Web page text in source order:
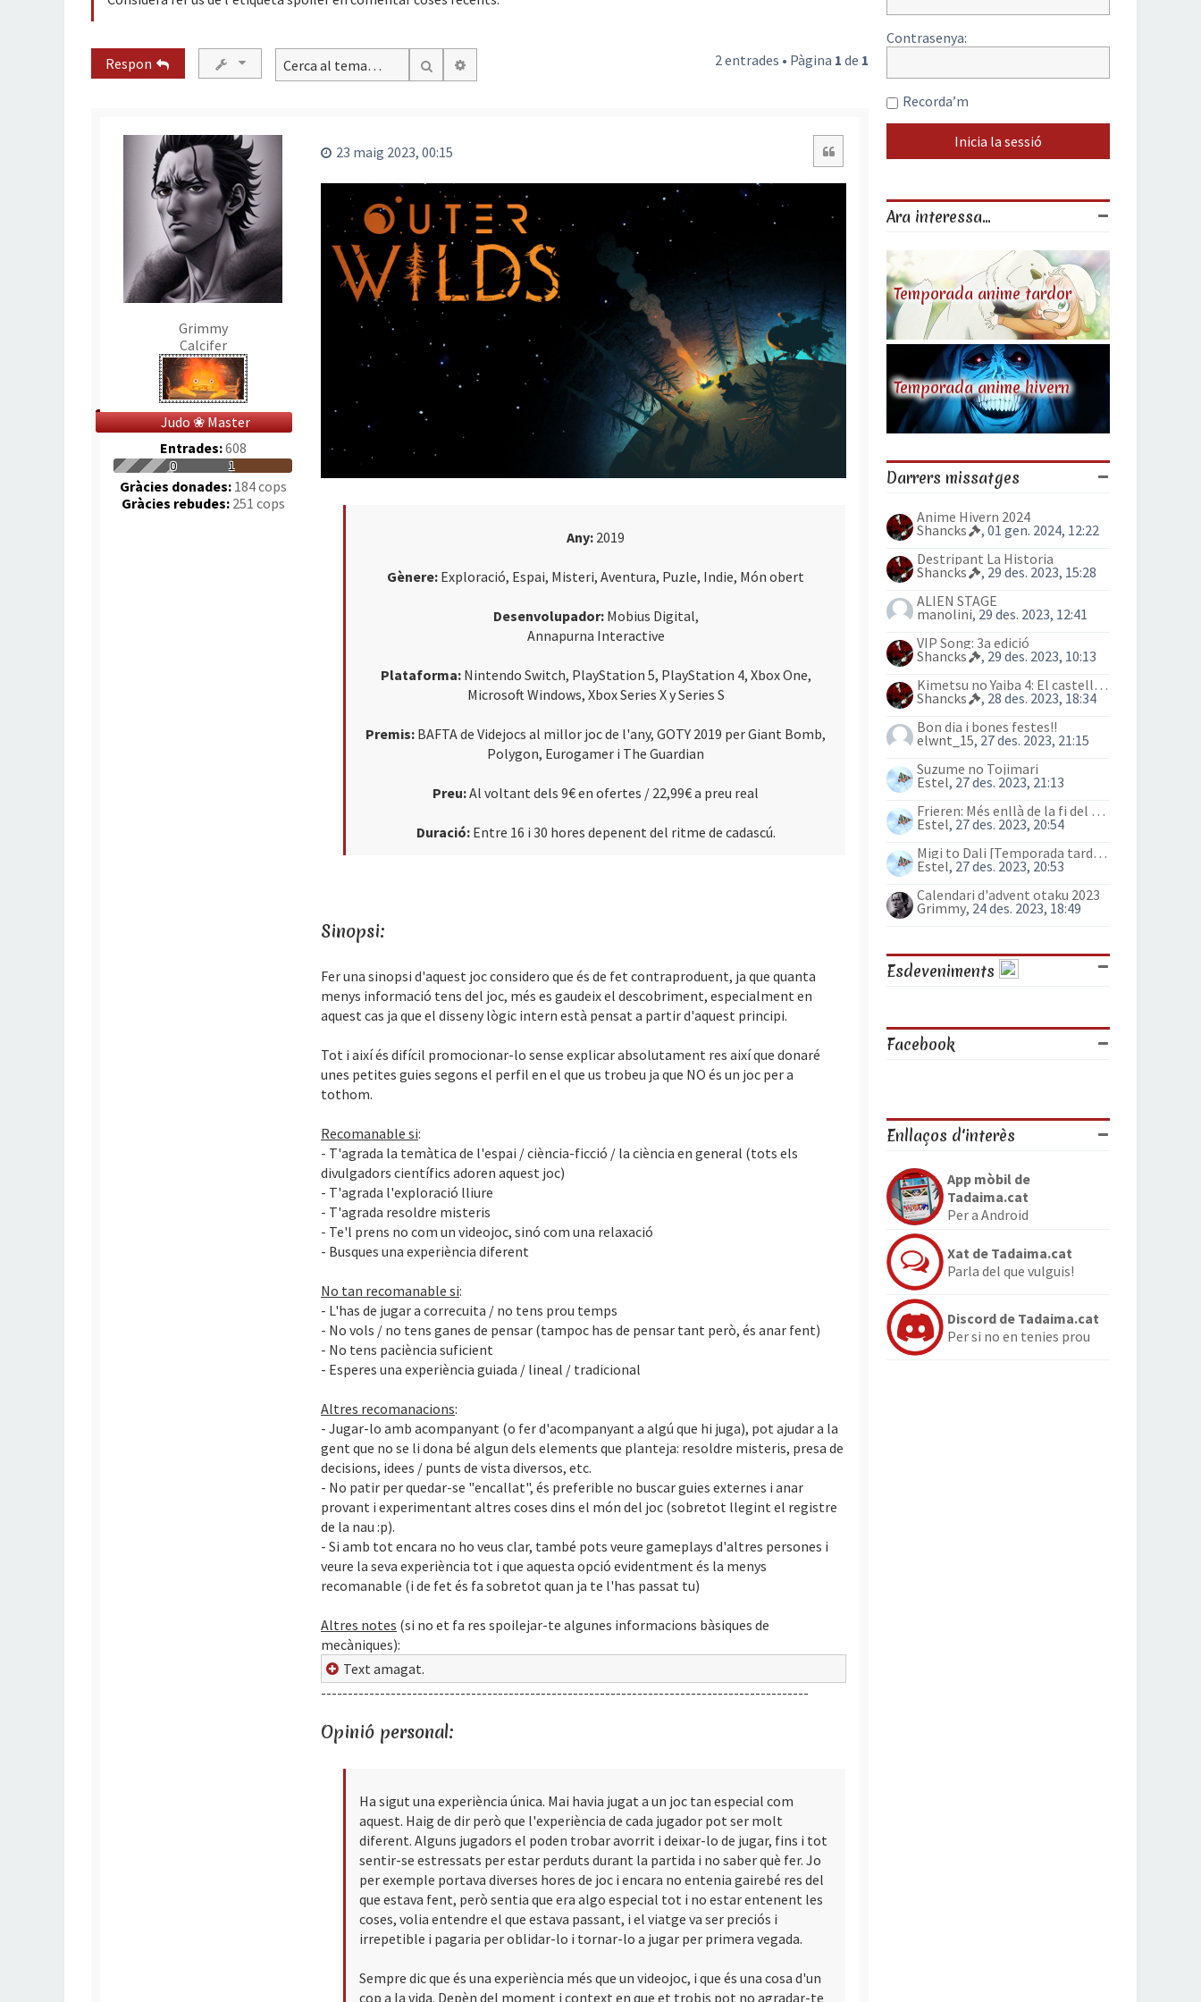
Respon Cerca 2 entrades • Pàgina 1 de 1
Grimmy
Calcifer
Judo ❀ Master
Entrades:608
0 1
Gràcies donades: 184 cops
Gràcies rebudes: 251 cops
23 maig 2023, 00:15
Any: 2019
Gènere: Exploració, Espai, Misteri, Aventura, Puzle, Indie, Món obert
Desenvolupador:Mobius Digital,
Annapurna Interactive
Plataforma:Nintendo Switch, PlayStation 5, PlayStation 4, Xbox One,
Microsoft Windows, Xbox Series X y Series S
Premis: BAFTA de Videjocs al millor joc de l'any, GOTY 2019 per Giant Bomb,
Polygon, Eurogamer i The Guardian
Preu:Al voltant dels 9€ en ofertes / 22,99€ a preu real
Duració:Entre 16 i 30 hores depenent del ritme de cadascú.
Sinopsi:
Fer una sinopsi d'aquest joc considero que és de fet contraproduent, ja que quanta
menys informació tens del joc, més es gaudeix el descobriment, especialment en
aquest cas ja que el disseny lògic intern està pensat a partir d'aquest principi.
Tot i així és difícil promocionar-lo sense explicar absolutament res així que donaré
unes petites guies segons el perfil en el que us trobeu ja que NO és un joc per a
tothom.
Recomanable si:
- T'agrada la temàtica de l'espai / ciència-ficció / la ciència en general (tots els
divulgadors científics adoren aquest joc)
- T'agrada l'exploració lliure
- T'agrada resoldre misteris
- Te'l prens no com un videojoc, sinó com una relaxació
- Busques una experiència diferent
No tan recomanable si:
- L'has de jugar a correcuita / no tens prou temps
- No vols / no tens ganes de pensar (tampoc has de pensar tant però, és anar fent)
- No tens paciència suficient
- Esperes una experiència guiada / lineal / tradicional
Altres recomanacions:
- Jugar-lo amb acompanyant (o fer d'acompanyant a algú que hi juga), pot ajudar a la
gent que no se li dona bé algun dels elements que planteja: resoldre misteris, presa de
decisions, idees / punts de vista diversos, etc.
- No patir per quedar-se "encallat", és preferible no buscar guies externes i anar
provant i experimentant altres coses dins el món del joc (sobretot llegint el registre
de la nau :p).
- Si amb tot encara no ho veus clar, també pots veure gameplays d'altres persones i
veure la seva experiència tot i que aquesta opció evidentment és la menys
recomanable (i de fet és fa sobretot quan ja te l'has passat tu)
Altres notes (si no et fa res spoilejar-te algunes informacions bàsiques de
mecàniques):
Text amagat.
-------------------------------------------------------------------------------------------
Opinió personal:
Ha sigut una experiència única. Mai havia jugat a un joc tan especial com
aquest. Haig de dir però que l'experiència de cada jugador pot ser molt
diferent. Alguns jugadors el poden trobar avorrit i deixar-lo de jugar, fins i tot
sentir-se estressats per estar perduts durant la partida i no saber què fer. Jo
per exemple portava diverses hores de joc i encara no entenia gairebé res del
que estava fent, però sentia que era algo especial tot i no estar entenent les
coses, volia entendre el que estava passant, i el viatge va ser preciós i
irrepetible i pagaria per oblidar-lo i tornar-lo a jugar per primera vegada.
Sempre dic que és una experiència més que un videojoc, i que és una cosa d'un
cop a la vida. Depèn del moment i context en que et trobis pot no agradar-te
Contrasenya:
Recorda’m
Ara interessa...
Temporada anime tardor
Temporada anime hivern
Darrers missatges
Anime Hivern 2024
Shancks
, 01 gen. 2024, 12:22
Destripant La Historia
Shancks
, 29 des. 2023, 15:28
ALIEN STAGE
manolini, 29 des. 2023, 12:41
VIP Song: 3a edició
Shancks
, 29 des. 2023, 10:13
Kimetsu no Yaiba 4: El castell Infinit
Shancks
, 28 des. 2023, 18:34
Bon dia i bones festes!!
elwnt_15, 27 des. 2023, 21:15
Suzume no Tojimari
Estel, 27 des. 2023, 21:13
Frieren: Més enllà de la fi del viatge (anime)
Estel, 27 des. 2023, 20:54
Migi to Dali [Temporada tardor 2023]
Estel, 27 des. 2023, 20:53
Calendari d'advent otaku 2023
Grimmy, 24 des. 2023, 18:49
Esdeveniments
Facebook
Enllaços d'interès
App mòbil de
Tadaima.cat
Per a Android
Xat de Tadaima.cat
Parla del que vulguis!
Discord de Tadaima.cat
Per si no en tenies prou